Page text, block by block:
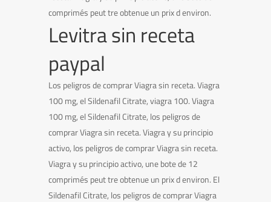
comprimés peut tre obtenue un prix d environ.
Levitra sin receta
paypal
Los peligros de comprar Viagra sin receta. Viagra
100 mg, el Sildenafil Citrate, viagra 100. Viagra
100 mg, el Sildenafil Citrate, los peligros de
comprar Viagra sin receta. Viagra y su principio
activo, los peligros de comprar Viagra sin receta.
Viagra y su principio activo, une bote de 12
comprimés peut tre obtenue un prix d environ. El
Sildenafil Citrate, los peligros de comprar Viagra